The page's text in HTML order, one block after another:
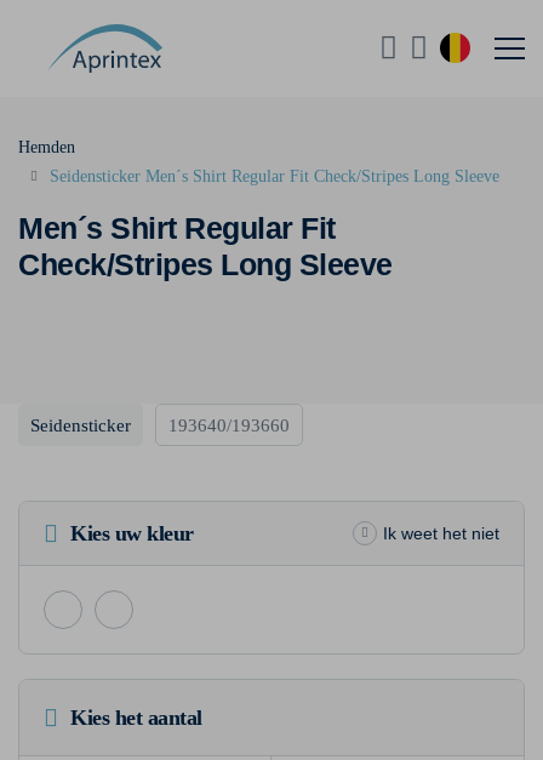
Men´s Shirt Regular Fit
Check/Stripes Long Sleeve
Hemden
Seidensticker Men´s Shirt Regular Fit Check/Stripes Long Sleeve
Seidensticker 193640/193660
Kies uw kleur Ik weet het niet
Kies het aantal